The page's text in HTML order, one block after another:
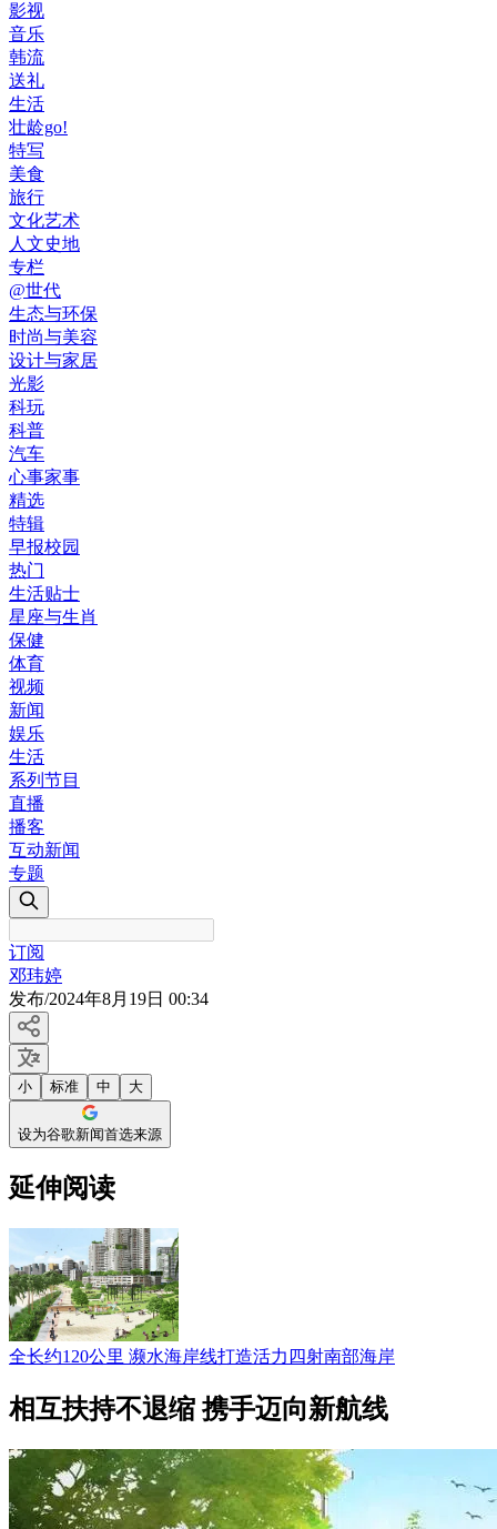
影视
音乐
韩流
送礼
生活
壮龄go!
特写
美食
旅行
文化艺术
人文史地
专栏
@世代
生态与环保
时尚与美容
设计与家居
光影
科玩
科普
汽车
心事家事
精选
特辑
早报校园
热门
生活贴士
星座与生肖
保健
体育
视频
新闻
娱乐
生活
系列节目
直播
播客
互动新闻
专题
订阅
邓玮婷
发布/2024年8月19日 00:34
小 标准 中 大
设为谷歌新闻首选来源
延伸阅读
全长约120公里 濒水海岸线打造活力四射南部海岸
相互扶持不退缩 携手迈向新航线